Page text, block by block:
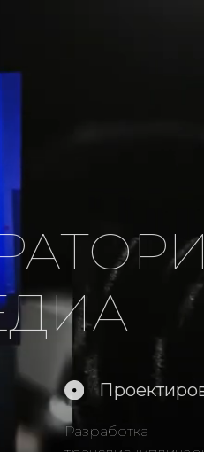
Разработка
трансдисциплинарных
проектов, объединяющих
художественные, научные и
Проектирование